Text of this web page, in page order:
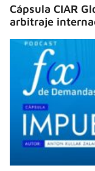
Cápsula CIAR
arbitraje